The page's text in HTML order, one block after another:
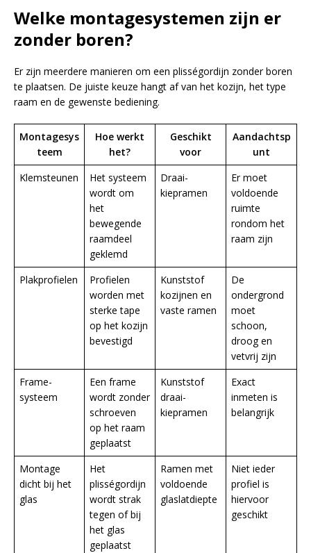
Welke montagesystemen zijn er
zonder boren?
Er zijn meerdere manieren om een plisségordijn zonder boren
te plaatsen. De juiste keuze hangt af van het kozijn, het type
raam en de gewenste bediening.
Montagesys
teem
Hoe werkt
het?
Geschikt
voor
Aandachtsp
unt
Klemsteunen
Het systeem
wordt om
het
bewegende
raamdeel
geklemd
Draai-
kiepramen
Er moet
voldoende
ruimte
rondom het
raam zijn
Plakprofielen
Profielen
worden met
sterke tape
op het kozijn
bevestigd
Kunststof
kozijnen en
vaste ramen
De
ondergrond
moet
schoon,
droog en
vetvrij zijn
Frame-
systeem
Een frame
wordt zonder
schroeven
op het raam
geplaatst
Kunststof
draai-
kiepramen
Exact
inmeten is
belangrijk
Montage
dicht bij het
glas
Het
plisségordijn
wordt strak
tegen of bij
het glas
geplaatst
Ramen met
voldoende
glaslatdiepte
Niet ieder
profiel is
hiervoor
geschikt